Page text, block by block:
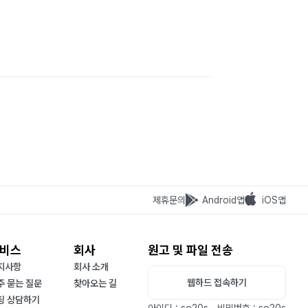
제휴문의 Android앱 iOS앱
스
사항
묻는 질문
상담하기
회사
회사 소개
찾아오는 길
원고 및 파일 전송
웹하드 접속하기